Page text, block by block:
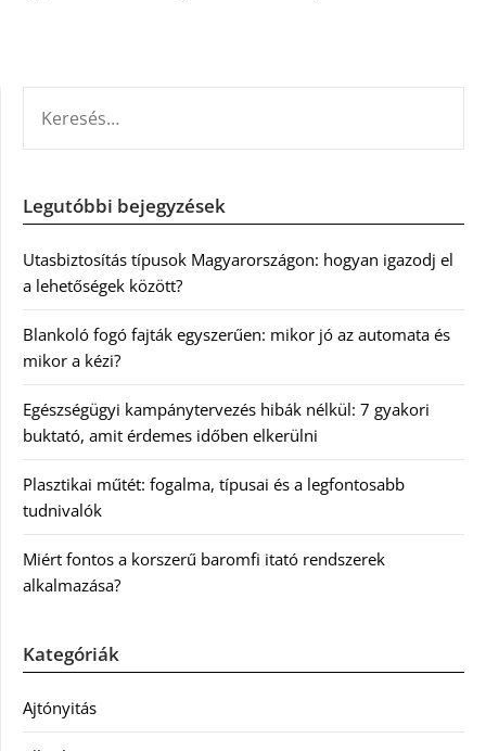
Legutóbbi bejegyzések
Utasbiztosítás típusok Magyarországon: hogyan igazodj el
a lehetőségek között?
Blankoló fogó fajták egyszerűen: mikor jó az automata és
mikor a kézi?
Egészségügyi kampánytervezés hibák nélkül: 7 gyakori
buktató, amit érdemes időben elkerülni
Plasztikai műtét: fogalma, típusai és a legfontosabb
tudnivalók
Miért fontos a korszerű baromfi itató rendszerek
alkalmazása?
Kategóriák
Ajtónyitás